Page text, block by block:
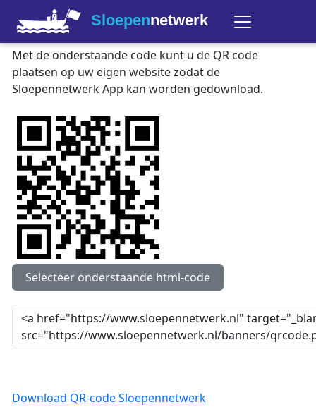
Sloepennetwerk
Met de onderstaande code kunt u de QR code
plaatsen op uw eigen website zodat de
Sloepennetwerk App kan worden gedownload.
Selecteer onderstaande html-code
Download QR-code Sloepennetwerk